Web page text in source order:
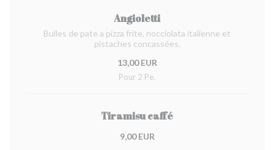
Angioletti
Bulles de pate a pizza frite, nocciolata italienne et
pistaches concassées.
13,00 EUR
Pour 2 Pe.
Tiramisu caffé
9,00 EUR